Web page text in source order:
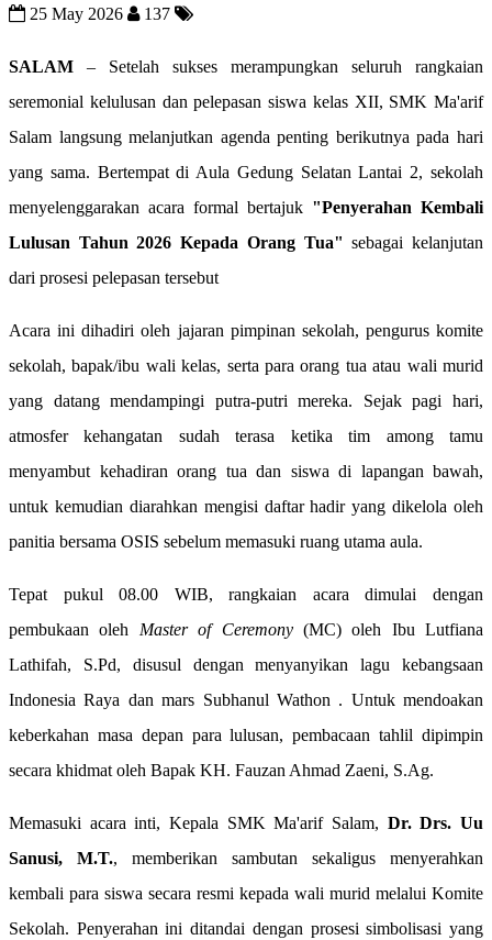
25 May 2026 137
SALAM – Setelah sukses merampungkan seluruh rangkaian
seremonial kelulusan dan pelepasan siswa kelas XII, SMK Ma'arif
Salam langsung melanjutkan agenda penting berikutnya pada hari
yang sama. Bertempat di Aula Gedung Selatan Lantai 2, sekolah
menyelenggarakan acara formal bertajuk "Penyerahan Kembali
Lulusan Tahun 2026 Kepada Orang Tua" sebagai kelanjutan
dari prosesi pelepasan tersebut
Acara ini dihadiri oleh jajaran pimpinan sekolah, pengurus komite
sekolah, bapak/ibu wali kelas, serta para orang tua atau wali murid
yang datang mendampingi putra-putri mereka. Sejak pagi hari,
atmosfer kehangatan sudah terasa ketika tim among tamu
menyambut kehadiran orang tua dan siswa di lapangan bawah,
untuk kemudian diarahkan mengisi daftar hadir yang dikelola oleh
panitia bersama OSIS sebelum memasuki ruang utama aula.
Tepat pukul 08.00 WIB, rangkaian acara dimulai dengan
pembukaan oleh Master of Ceremony(MC) oleh Ibu Lutfiana
Lathifah, S.Pd, disusul dengan menyanyikan lagu kebangsaan
Indonesia Raya dan mars Subhanul Wathon . Untuk mendoakan
keberkahan masa depan para lulusan, pembacaan tahlil dipimpin
secara khidmat oleh Bapak KH. Fauzan Ahmad Zaeni, S.Ag.
Memasuki acara inti, Kepala SMK Ma'arif Salam, Dr. Drs. Uu
Sanusi, M.T., memberikan sambutan sekaligus menyerahkan
kembali para siswa secara resmi kepada wali murid melalui Komite
Sekolah. Penyerahan ini ditandai dengan prosesi simbolisasi yang